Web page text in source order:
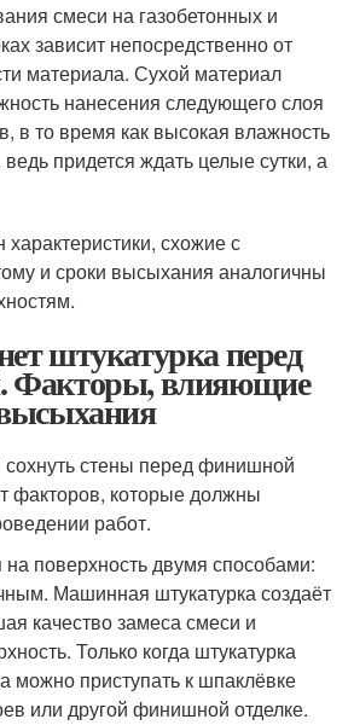
смеси на газобетонных и
зависит непосредственно от
материала. Сухой материал
нанесения следующего слоя
в то время как высокая влажность
придется ждать целые сутки, а
схожие с
и сроки высыхания аналогичны
штукатурка перед
Факторы, влияющие
стены перед финишной
факторов, которые должны
работ.
поверхность двумя способами:
Машинная штукатурка создаёт
качество замеса смеси и
Только когда штукатурка
можно приступать к шпаклёвке
или другой финишной отделке.